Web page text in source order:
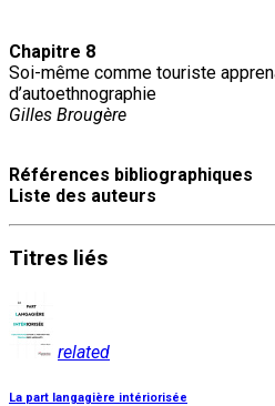
Chapitre 8
Soi-même comme touriste
d’autoethnographie
Gilles Brougère
Références bibliographiques
Liste des auteurs
Titres liés
related
La part langagière intériorisée